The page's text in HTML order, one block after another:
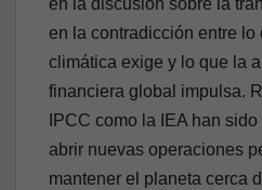
en la discusión sobre la
en la contradicción entre lo
climática exige y lo que la
financiera global impulsa.
IPCC como la IEA han
abrir nuevas operaciones
mantener el planeta cerca